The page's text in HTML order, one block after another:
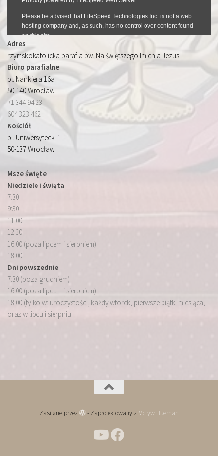
Adres
rzymskokatolicka parafia pw. Najświętszego Imienia Jezus
Biuro parafialne
pl. Nankiera 16a
50-140 Wrocław
71 344 94 23
604 323 462
Kościół
pl. Uniwersytecki 1
50-137 Wrocław
Msze święte
Niedziele i święta
7:30
9:30
11:00
12:30
16:00 (poza lipcem i sierpniem)
18:00
Dni powszednie
7:30 (poza grudniem)
16:00 (poza lipcem i sierpniem)
18:00 (tylko w: uroczystości, każdy wtorek, pierwsze piątki miesiąca,
oraz w lipcu i sierpniu
Zasilane przez - Zaprojektowany z Motyw Hueman